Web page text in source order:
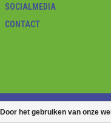
SOCIALMEDIA
CONTACT
©
Door het gebruiken van onze